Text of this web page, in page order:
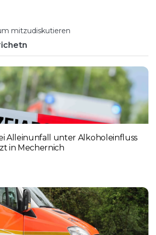
mitzudiskutieren
Alleinunfall unter Alkoholeinfluss
in Mechernich